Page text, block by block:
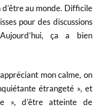
d’être au monde. Difficile
pour des discussions
ça a bien
mon calme, on
étrangeté », et
», d’être atteinte de